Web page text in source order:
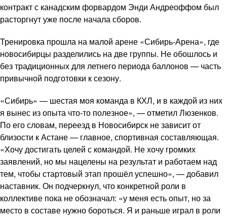
контракт с канадским форвардом Энди Андреоффом был
расторгнут уже после начала сборов.
Тренировка прошла на малой арене «Сибирь-Арена», где
новосибирцы разделились на две группы. Не обошлось и
без традиционных для летнего периода баллонов — часть
привычной подготовки к сезону.
«Сибирь» — шестая моя команда в КХЛ, и в каждой из них
я вынес из опыта что-то полезное», — отметил Люзенков.
По его словам, переезд в Новосибирск не зависит от
близости к Астане — главное, спортивная составляющая.
«Хочу достигать целей с командой. Не хочу громких
заявлений, но мы нацелены на результат и работаем над
тем, чтобы стартовый этап прошёл успешно», — добавил
наставник. Он подчеркнул, что конкретной роли в
коллективе пока не обозначал: «у меня есть опыт, но за
место в составе нужно бороться. Я и раньше играл в роли